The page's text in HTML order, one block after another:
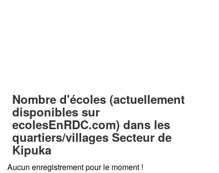
Nombre d'écoles (actuellement
disponibles sur
ecolesEnRDC.com) dans les
quartiers/villages Secteur de
Kipuka
Aucun enregistrement pour le moment !